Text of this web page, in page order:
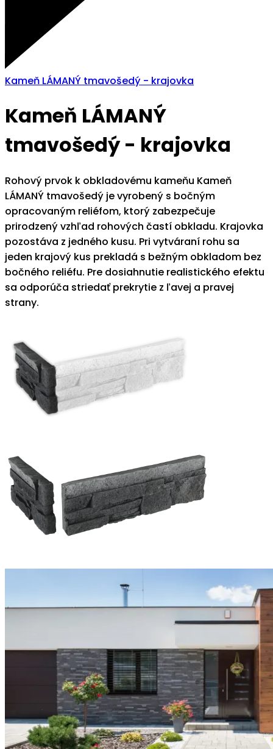
Kameň LÁMANÝ tmavošedý - krajovka
Kameň LÁMANÝ
tmavošedý - krajovka
Rohový prvok k obkladovému kameňu Kameň
LÁMANÝ tmavošedý je vyrobený s bočným
opracovaným reliéfom, ktorý zabezpečuje
prirodzený vzhľad rohových častí obkladu. Krajovka
pozostáva z jedného kusu. Pri vytváraní rohu sa
jeden krajový kus prekladá s bežným obkladom bez
bočného reliéfu. Pre dosiahnutie realistického efektu
sa odporúča striedať prekrytie z ľavej a pravej
strany.